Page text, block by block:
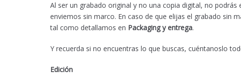
Al ser un grabado original y no una copia digital, no
enviemos sin marco. En caso de que elijas el grabado sin
tal como detallamos en Packaging y entrega.
Y recuerda si no encuentras lo que buscas, cuéntanoslo
Edición